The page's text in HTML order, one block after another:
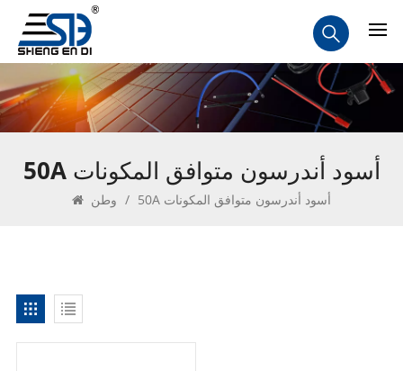
50A أسود أندرسون متوافق المكونات
وطن / 50A أسود أندرسون متوافق المكونات